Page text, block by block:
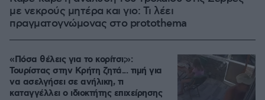
με νεκρούς μητέρα και γιο: Τι λέει
πραγματογνώμονας στο protothema
«Πόσα θέλεις για το κορίτσι;»:
Τουρίστας στην Κρήτη ζητά... τιμή για
να ασελγήσει σε ανήλικη, τι
καταγγέλλει ο ιδιοκτήτης επιχείρησης